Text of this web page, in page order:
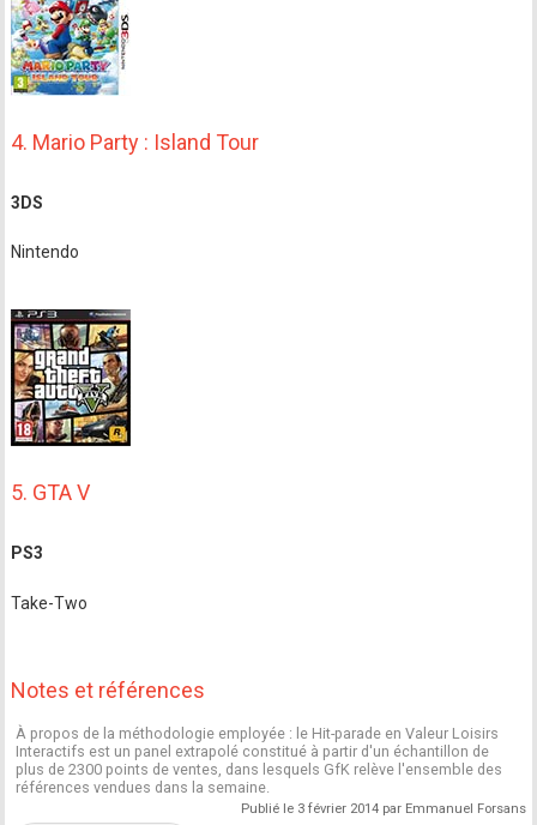
4. Mario Party : Island Tour
3DS
Nintendo
5. GTA V
PS3
Take-Two
Notes et références
À propos de la méthodologie employée : le Hit-parade en Valeur Loisirs
Interactifs est un panel extrapolé constitué à partir d'un échantillon de
plus de 2300 points de ventes, dans lesquels GfK relève l'ensemble des
références vendues dans la semaine.
Publié le 3 février 2014 par Emmanuel Forsans